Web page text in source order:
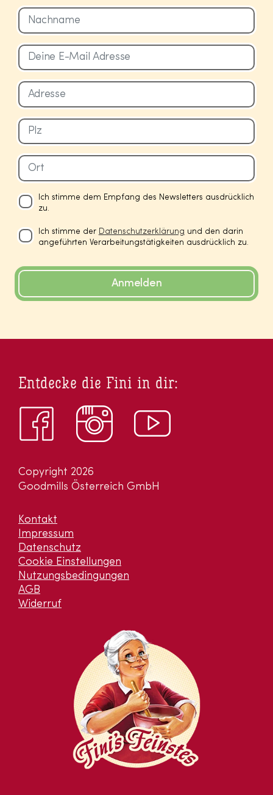
Ich stimme dem Empfang des Newsletters ausdrücklich
zu.
Ich stimme der Datenschutzerklärung und den darin
angeführten Verarbeitungstätigkeiten ausdrücklich zu.
Anmelden
Copyright 2026
Goodmills Österreich GmbH
Kontakt
Impressum
Datenschutz
Cookie Einstellungen
Nutzungsbedingungen
AGB
Widerruf
Entdecke die Fini in dir: